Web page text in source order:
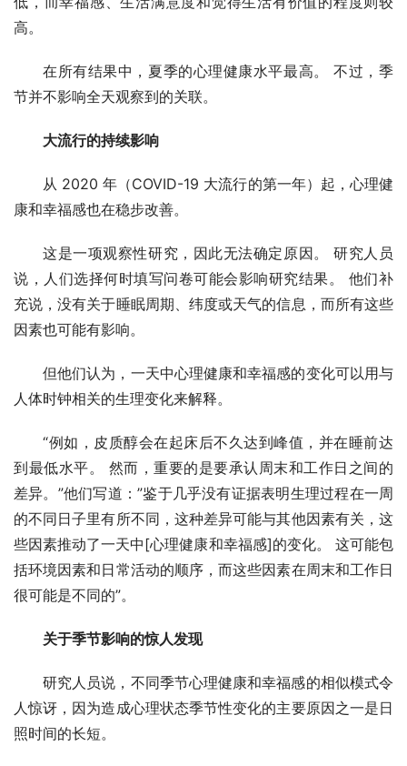
高。
在所有结果中，夏季的心理健康水平最高。 不过，季
节并不影响全天观察到的关联。
大流行的持续影响
从 2020 年（COVID-19 大流行的第一年）起，心理健
康和幸福感也在稳步改善。
这是一项观察性研究，因此无法确定原因。 研究人员
说，人们选择何时填写问卷可能会影响研究结果。 他们补
充说，没有关于睡眠周期、纬度或天气的信息，而所有这些
因素也可能有影响。
但他们认为，一天中心理健康和幸福感的变化可以用与
人体时钟相关的生理变化来解释。
“例如，皮质醇会在起床后不久达到峰值，并在睡前达
到最低水平。 然而，重要的是要承认周末和工作日之间的
差异。”他们写道：”鉴于几乎没有证据表明生理过程在一周
的不同日子里有所不同，这种差异可能与其他因素有关，这
些因素推动了一天中[心理健康和幸福感]的变化。 这可能包
括环境因素和日常活动的顺序，而这些因素在周末和工作日
很可能是不同的”。
关于季节影响的惊人发现
研究人员说，不同季节心理健康和幸福感的相似模式令
人惊讶，因为造成心理状态季节性变化的主要原因之一是日
照时间的长短。